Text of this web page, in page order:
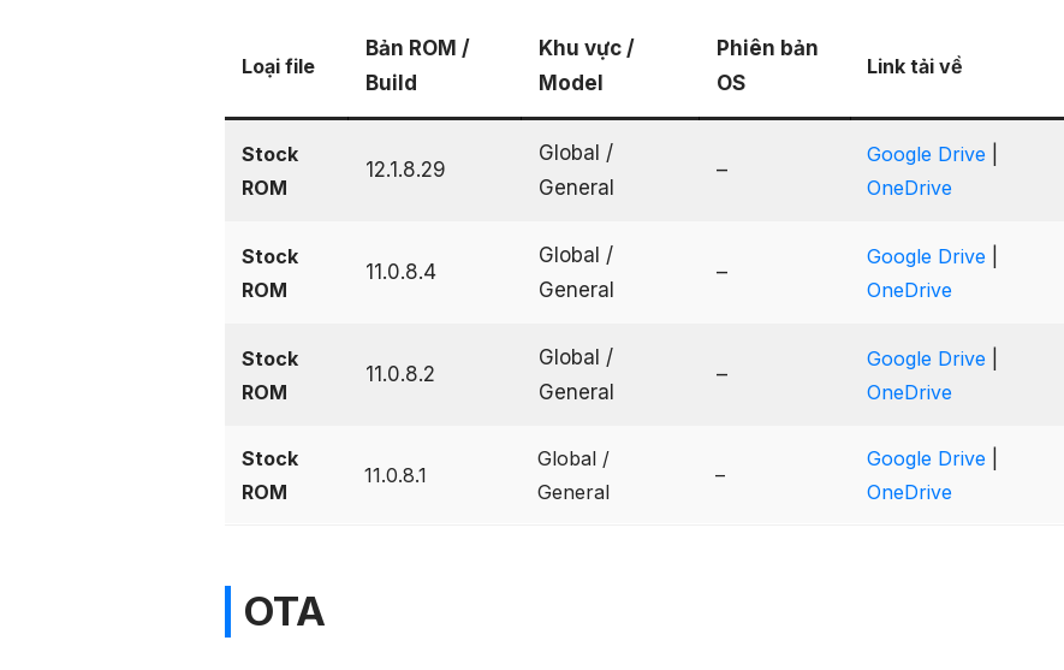
Loại file
Bản ROM /
Build
Khu vực /
Model
Phiên bản
OS
Link tải về
Stock
ROM
12.1.8.29
Global /
General
–
Google Drive
OneDrive
Stock
ROM
11.0.8.4
Global /
General
–
Google Drive|
OneDrive
Stock
ROM
11.0.8.2
Global /
General
–
Google Drive
OneDrive
Stock
ROM
11.0.8.1
Global /
General
–
Google Drive|
OneDrive
OTA